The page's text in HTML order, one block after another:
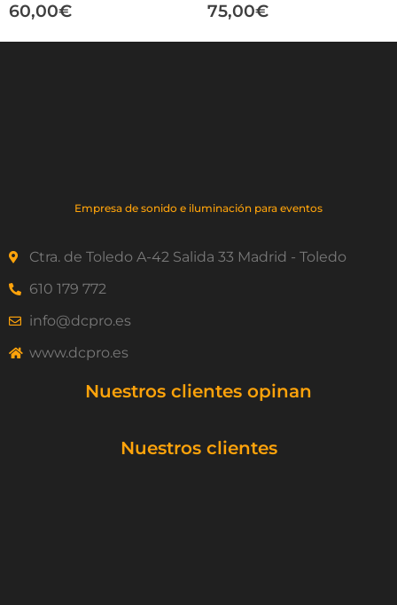
60,00€
75,00€
Empresa de sonido e iluminación para eventos
Ctra. de Toledo A-42 Salida 33 Madrid - Toledo
610 179 772
info@dcpro.es
www.dcpro.es
Nuestros clientes opinan
Nuestros clientes